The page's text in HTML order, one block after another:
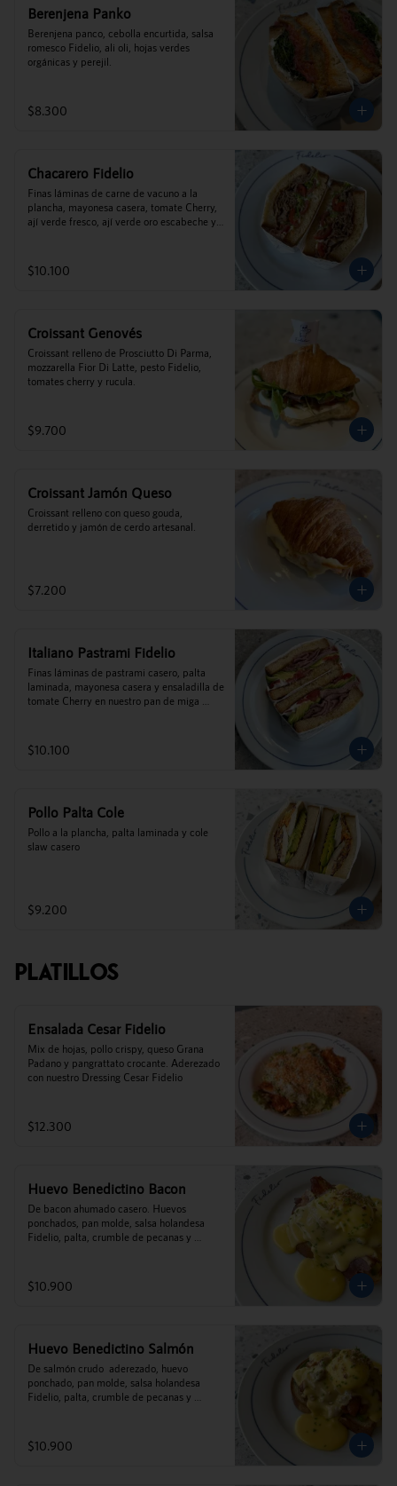
Berenjena Panko
Berenjena panco, cebolla encurtida, salsa
romesco Fidelio, ali oli, hojas verdes
orgánicas y perejil.
$8.300
Chacarero Fidelio
Finas láminas de carne de vacuno a la
plancha, mayonesa casera, tomate Cherry,
ají verde fresco, ají verde oro escabeche y
$10.100
Croissant Genovés
Croissant relleno de Prosciutto Di Parma,
mozzarella Fior Di Latte, pesto Fidelio,
tomates cherry y rucula.
$9.700
Croissant Jamón Queso
Croissant relleno con queso gouda,
derretido y jamón de cerdo artesanal.
$7.200
Italiano Pastrami Fidelio
Finas láminas de pastrami casero, palta
laminada, mayonesa casera y ensaladilla de
tomate Cherry en nuestro pan de miga
$10.100
Pollo Palta Cole
Pollo a la plancha, palta laminada y cole
slaw casero
$9.200
Platillos
Ensalada Cesar Fidelio
Mix de hojas, pollo crispy, queso Grana
Padano y pangrattato crocante. Aderezado
con nuestro Dressing Cesar Fidelio
$12.300
Huevo Benedictino Bacon
De bacon ahumado casero. Huevos
ponchados, pan molde, salsa holandesa
Fidelio, palta, crumble de pecanas y
$10.900
Huevo Benedictino Salmón
De salmón crudo  aderezado, huevo
ponchado, pan molde, salsa holandesa
Fidelio, palta, crumble de pecanas y
$10.900